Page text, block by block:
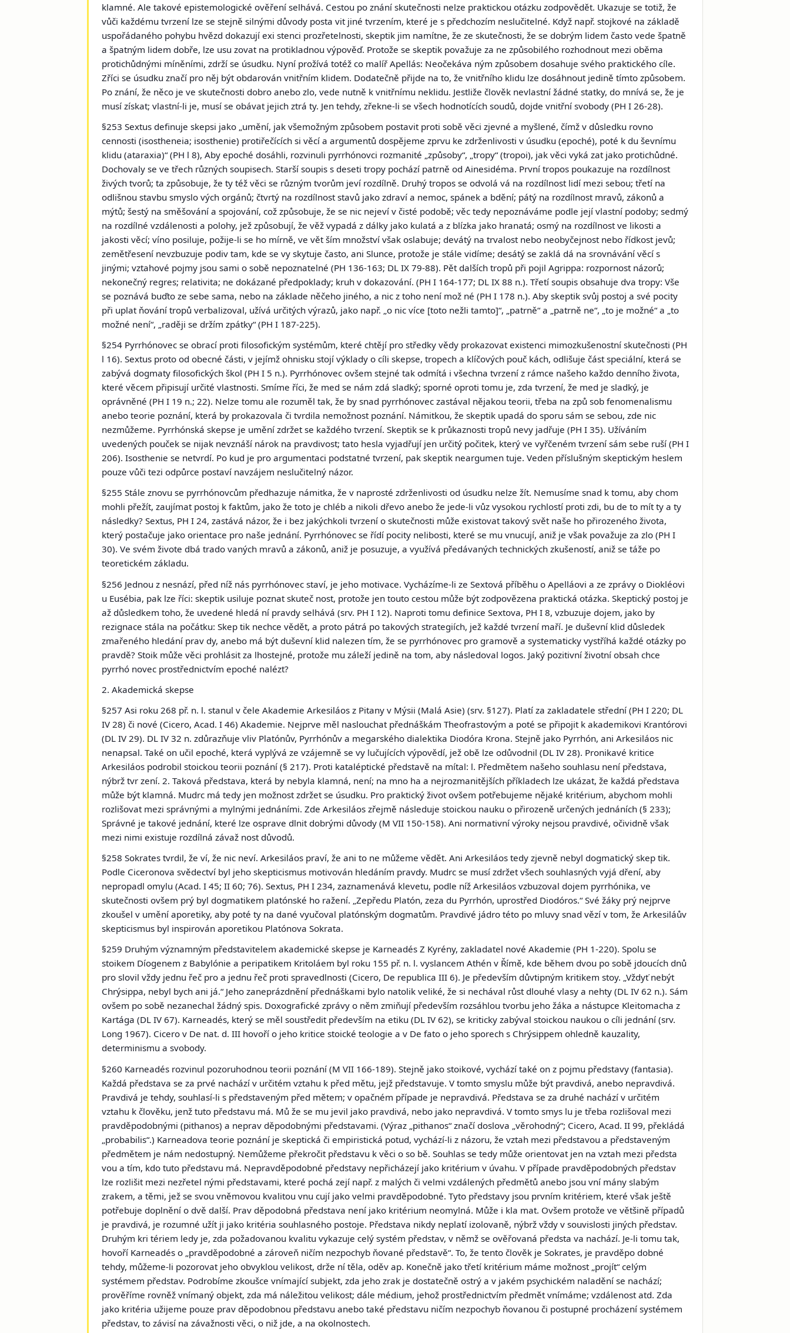
klamné. Ale takové epistemologické ověření selhává. Cestou po znání skutečnosti nelze praktickou otázku zodpovědět. Ukazuje se totiž, že
vůči každému tvrzení lze se stejně silnými důvody posta vit jiné tvrzením, které je s předchozím neslučitelné. Když např. stojkové na základě
uspořádaného pohybu hvězd dokazují exi stenci prozřetelnosti, skeptik jim namítne, že ze skutečnosti, že se dobrým lidem často vede špatně
a špatným lidem dobře, lze usu zovat na protikladnou výpověď. Protože se skeptik považuje za ne způsobilého rozhodnout mezi oběma
protichůdnými míněními, zdrží se úsudku. Nyní prožívá totéž co malíř Apellás: Neočekáva ným způsobem dosahuje svého praktického cíle.
Zříci se úsudku značí pro něj být obdarován vnitřním klidem. Dodatečně přijde na to, že vnitřního klidu lze dosáhnout jedině tímto způsobem.
Po znání, že něco je ve skutečnosti dobro anebo zlo, vede nutně k vnitřnímu neklidu. Jestliže člověk nevlastní žádné statky, do mnívá se, že je
musí získat; vlastní-li je, musí se obávat jejich ztrá ty. Jen tehdy, zřekne-li se všech hodnotících soudů, dojde vnitřní svobody (PH I 26-28).
§253 Sextus definuje skepsi jako „umění, jak všemožným způsobem postavit proti sobě věci zjevné a myšlené, čímž v důsledku rovno
cennosti(isostheneia; isosthenie) protiřečících si věcí a argumentů dospějeme zprvu ke zdrženlivosti v úsudku(epoché), poté k du ševnímu
klidu(ataraxia)“ (PH l 8), Aby epoché dosáhli, rozvinuli pyrrhónovci rozmanité „způsoby“, „tropy“(tropoi), jak věci vyká zat jako protichůdné.
Dochovaly se ve třech různých soupisech. Starší soupis s deseti tropy pochází patrně od Ainesidéma. První tropos poukazuje na rozdílnost
živých tvorů; ta způsobuje, že ty též věci se různým tvorům jeví rozdílně. Druhý tropos se odvolá vá na rozdílnost lidí mezi sebou; třetí na
odlišnou stavbu smyslo vých orgánů; čtvrtý na rozdílnost stavů jako zdraví a nemoc, spánek a bdění; pátý na rozdílnost mravů, zákonů a
mýtů; šestý na směšování a spojování, což způsobuje, že se nic nejeví v čisté podobě; věc tedy nepoznáváme podle její vlastní podoby; sedmý
na rozdílné vzdálenosti a polohy, jež způsobují, že věž vypadá z dálky jako kulatá a z blízka jako hranatá; osmý na rozdílnost ve likosti a
jakosti věcí; víno posiluje, požije-li se ho mírně, ve vět ším množství však oslabuje; devátý na trvalost nebo neobyčejnost nebo řídkost jevů;
zemětřesení nevzbuzuje podiv tam, kde se vy skytuje často, ani Slunce, protože je stále vidíme; desátý se zaklá dá na srovnávání věcí s
jinými; vztahové pojmy jsou sami o sobě nepoznatelné (PH 136-163; DL IX 79-88). Pět dalších tropů při pojil Agrippa: rozpornost názorů;
nekonečný regres; relativita; ne dokázané předpoklady; kruh v dokazování. (PH I 164-177; DL IX 88 n.). Třetí soupis obsahuje dva tropy: Vše
se poznává buďto ze sebe sama, nebo na základe něčeho jiného, a nic z toho není mož né (PH I 178 n.). Aby skeptik svůj postoj a své pocity
při uplat ňování tropů verbalizoval, užívá určitých výrazů, jako např. „o nic více [toto nežli tamto]“, „patrně“ a „patrně ne“, „to je možné“ a „to
možné není“, „raději se držím zpátky“ (PH I 187-225).
§254 Pyrrhónovec se obrací proti filosofickým systémům, které chtějí pro středky vědy prokazovat existenci mimozkušenostní skutečnosti (PH
l 16). Sextus proto od obecné části, v jejímž ohnisku stojí výklady o cíli skepse, tropech a klíčových pouč kách, odlišuje část speciální, která se
zabývá dogmaty filosofických škol (PH I 5 n.). Pyrrhónovec ovšem stejné tak odmítá i všechna tvrzení z rámce našeho každo denního života,
které věcem připisují určité vlastnosti. Smíme říci, že med se nám zdá sladký; sporné oproti tomu je, zda tvrzení, že med je sladký, je
oprávněné (PH I 19 n.; 22). Nelze tomu ale rozuměl tak, že by snad pyrrhónovec zastával nějakou teorii, třeba na způ sob fenomenalismu
anebo teorie poznání, která by prokazovala či tvrdila nemožnost poznání. Námitkou, že skeptik upadá do sporu sám se sebou, zde nic
nezmůžeme. Pyrrhónská skepse je umění zdržet se každého tvrzení. Skeptik se k průkaznosti tropů nevy jadřuje (PH I 35). Užíváním
uvedených pouček se nijak nevznáší nárok na pravdivost; tato hesla vyjadřují jen určitý počitek, který ve vyřčeném tvrzení sám sebe ruší (PH I
206). Isosthenie se netvrdí. Po kud je pro argumentaci podstatné tvrzení, pak skeptik neargumen tuje. Veden příslušným skeptickým heslem
pouze vůči tezi odpůrce postaví navzájem neslučitelný názor.
§255 Stále znovu se pyrrhónovcům předhazuje námitka, že v naprosté zdrženlivosti od úsudku nelze žít. Nemusíme snad k tomu, aby chom
mohli přežít, zaujímat postoj k faktům, jako že toto je chléb a nikoli dřevo anebo že jede-li vůz vysokou rychlostí proti zdi, bu de to mít ty a ty
následky? Sextus, PH I 24, zastává názor, že i bez jakýchkoli tvrzení o skutečnosti může existovat takový svět naše ho přirozeného života,
který postačuje jako orientace pro naše jednání. Pyrrhónovec se řídí pocity nelibosti, které se mu vnucují, aniž je však považuje za zlo (PH I
30). Ve svém živote dbá trado vaných mravů a zákonů, aniž je posuzuje, a využívá předávaných technických zkušeností, aniž se táže po
teoretickém základu.
§256 Jednou z nesnází, před níž nás pyrrhónovec staví, je jeho motivace. Vycházíme-li ze Sextová příběhu o Apelláovi a ze zprávy o Diokléovi
u Eusébia, pak lze říci: skeptik usiluje poznat skuteč nost, protože jen touto cestou může být zodpovězena praktická otázka. Skeptický postoj je
až důsledkem toho, že uvedené hledá ní pravdy selhává (srv. PH I 12). Naproti tomu definice Sextova, PH I 8, vzbuzuje dojem, jako by
rezignace stála na počátku: Skep tik nechce vědět, a proto pátrá po takových strategiích, jež každé tvrzení maří. Je duševní klid důsledek
zmařeného hledání prav dy, anebo má být duševní klid nalezen tím, že se pyrrhónovec pro gramově a systematicky vystříhá každé otázky po
pravdě? Stoik může věci prohlásit za lhostejné, protože mu záleží jedině na tom, aby následoval logos. Jaký pozitivní životní obsah chce
pyrrhó novec prostřednictvím epoché nalézt?
2. Akademická skepse
§257 Asi roku 268 př. n. l. stanul v čele AkademieArkesiláos z Pitany v Mýsii (Malá Asie) (srv. §127). Platí za zakladatele střední (PH I 220; DL
IV 28) či nové (Cicero, Acad. I 46) Akademie. Nejprve měl naslouchat přednáškám Theofrastovým a poté se připojit k akademikovi Krantórovi
(DL IV 29). DL IV 32 n. zdůrazňuje vliv Platónův, Pyrrhónův a megarského dialektika Diodóra Krona. Stejně jako Pyrrhón, ani Arkesiláos nic
nenapsal. Také on učil epoché, která vyplývá ze vzájemně se vy lučujících výpovědí, jež obě lze odůvodnil (DL IV 28). Pronikavé kritice
Arkesiláos podrobil stoickou teorii poznání (§ 217). Proti kataléptické představě na mítal: l. Předmětem našeho souhlasu není představa,
nýbrž tvr zení. 2. Taková představa, která by nebyla klamná, není; na mno ha a nejrozmanitějších příkladech lze ukázat, že každá představa
může být klamná. Mudrc má tedy jen možnost zdržet se úsudku. Pro praktický život ovšem potřebujeme nějaké kritérium, abychom mohli
rozlišovat mezi správnými a mylnými jednáními. Zde Arkesiláos zřejmě následuje stoickou nauku o přirozeně určených jednáních (§ 233);
Správné je takové jednání, které lze osprave dlnit dobrými důvody (M VII 150-158). Ani normativní výroky nejsou pravdivé, očividně však
mezi nimi existuje rozdílná závaž nost důvodů.
§258 Sokrates tvrdil, že ví, že nic neví. Arkesiláos praví, že ani to ne můžeme vědět. Ani Arkesiláos tedy zjevně nebyl dogmatický skep tik.
Podle Ciceronova svědectví byl jeho skepticismus motivován hledáním pravdy. Mudrc se musí zdržet všech souhlasných vyjá dření, aby
nepropadl omylu (Acad. I 45; II 60; 76). Sextus, PH I 234, zaznamenává klevetu, podle níž Arkesiláos vzbuzoval dojem pyrrhónika, ve
skutečnosti ovšem prý byl dogmatikem platónské ho ražení. „Zepředu Platón, zeza du Pyrrhón, uprostřed Diodóros.“ Své žáky prý nejprve
zkoušel v umění aporetiky, aby poté ty na dané vyučoval platónským dogmatům. Pravdivé jádro této po mluvy snad vězí v tom, že Arkesiláův
skepticismus byl inspirován aporetikou Platónova Sokrata.
§259 Druhým významným představitelem akademické skepse je Karneadés Z Kyrény, zakladatel nové Akademie (PH 1-220). Spolu se
stoikem Díogenem z Babylónie a peripatikem Kritoláem byl roku 155 př. n. l. vyslancem Athén v Římě, kde během dvou po sobě jdoucích dnů
pro slovil vždy jednu řeč pro a jednu řeč proti spravedlnosti (Cicero, De republica III 6). Je především důvtipným kritikem stoy. „Vždyť nebýt
Chrýsippa, nebyl bych ani já.“ Jeho zaneprázdnění přednáškami bylo natolik veliké, že si nechával růst dlouhé vlasy a nehty (DL IV 62 n.). Sám
ovšem po sobě nezanechal žádný spis. Doxografické zprávy o něm zmiňují především rozsáhlou tvorbu jeho žáka a nástupce Kleitomacha z
Kartága (DL IV 67). Karneadés, který se měl soustředit především na etiku (DL IV 62), se kriticky zabýval stoickou naukou o cíli jednání (srv.
Long 1967). Cicero v De nat. d. III hovoří o jeho kritice stoické teologie a v De fato o jeho sporech s Chrýsippem ohledně kauzality,
determinismu a svobody.
§260 Karneadés rozvinul pozoruhodnou teorii poznání (M VII 166-189). Stejně jako stoikové, vychází také on z pojmu představy(fantasia).
Každá představa se za prvé nachází v určitém vztahu k před mětu, jejž představuje. V tomto smyslu může být pravdivá, anebo nepravdivá.
Pravdivá je tehdy, souhlasí-li s představeným před mětem; v opačném případe je nepravdivá. Představa se za druhé nachází v určitém
vztahu k člověku, jenž tuto představu má. Mů že se mu jevil jako pravdivá, nebo jako nepravdivá. V tomto smys lu je třeba rozlišoval mezi
pravděpodobnými (pithanos) a neprav děpodobnými představami. (Výraz „pithanos“značí doslova „věrohodný“; Cicero, Acad. II 99, překládá
„probabilis“.) Karneadova teorie poznání je skeptická či empiristická potud, vychází-li z názoru, že vztah mezi představou a představeným
předmětem je nám nedostupný. Nemůžeme překročit představu k věci o so bě. Souhlas se tedy může orientovat jen na vztah mezi předsta
vou a tím, kdo tuto představu má. Nepravděpodobné představy nepřicházejí jako kritérium v úvahu. V případe pravděpodobných představ
lze rozlišit mezi nezřetel nými představami, které pochá zejí např. z malých či velmi vzdálených předmětů anebo jsou vní mány slabým
zrakem, a těmi, jež se svou vněmovou kvalitou vnu cují jako velmi pravděpodobné. Tyto představy jsou prvním kritériem, které však ještě
potřebuje doplnění o dvě další. Prav děpodobná představa není jako kritérium neomylná. Může i kla mat. Ovšem protože ve většině případů
je pravdivá, je rozumné užít ji jako kritéria souhlasného postoje. Představa nikdy neplatí izolovaně, nýbrž vždy v souvislosti jiných představ.
Druhým kri tériem ledy je, zda požadovanou kvalitu vykazuje celý systém představ, v němž se ověřovaná předsta va nachází. Je-li tomu tak,
hovoří Karneadés o „pravděpodobné a zároveň ničím nezpochyb ňované představě“. To, že tento člověk je Sokrates, je pravděpo dobné
tehdy, můžeme-li pozorovat jeho obvyklou velikost, drže ní těla, oděv ap. Konečně jako třetí kritérium máme možnost „projít“ celým
systémem představ. Podrobíme zkoušce vnímající subjekt, zda jeho zrak je dostatečně ostrý a v jakém psychickém naladění se nachází;
prověříme rovněž vnímaný objekt, zda má náležitou velikost; dále médium, jehož prostřednictvím předmět vnímáme; vzdálenost atd. Zda
jako kritéria užijeme pouze prav děpodobnou představu anebo také představu ničím nezpochyb ňovanou či postupné procházení systémem
představ, to závisí na závažnosti věci, o niž jde, a na okolnostech.